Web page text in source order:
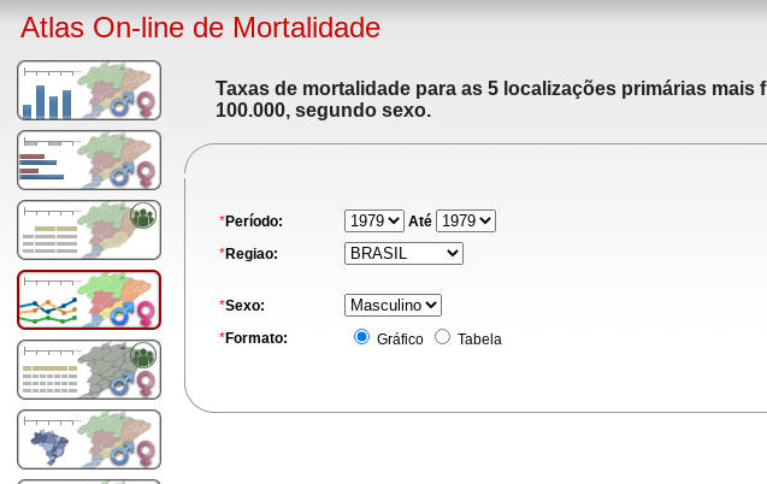
Atlas On-line de Mortalidade
Taxas de mortalidade para as 5 localizações primárias
100.000, segundo sexo.
*Período:
Até
*Regiao:
*Sexo:
*Formato: Gráfico Tabela